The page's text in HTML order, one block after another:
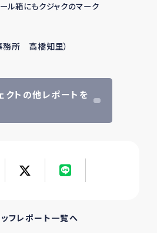
ル箱にもクジャクのマーク
務所 高橋知里）
クトの他レポートを
フレポート一覧へ